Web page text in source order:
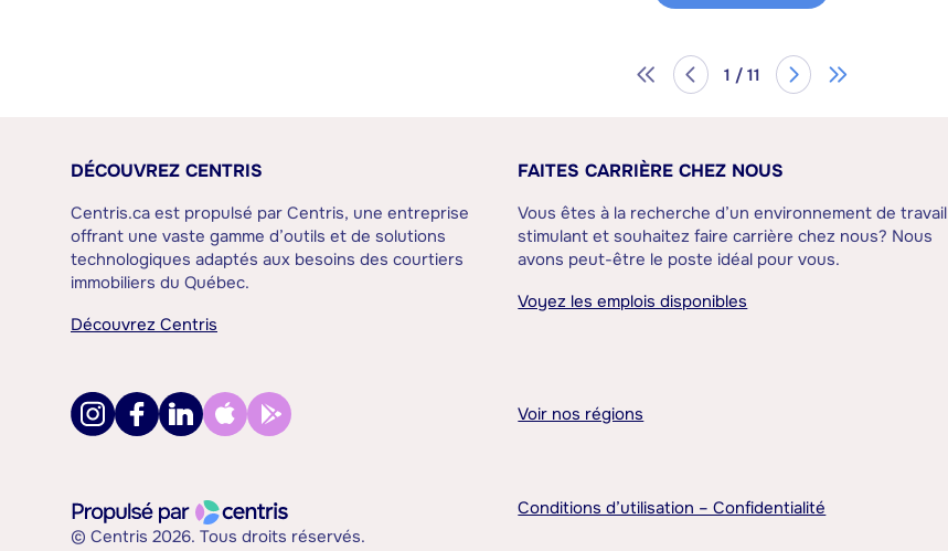
1 / 11
DÉCOUVREZ CENTRIS
Centris.ca est propulsé par Centris, une entreprise
offrant une vaste gamme d’outils et de solutions
technologiques adaptés aux besoins des courtiers
immobiliers du Québec.
Découvrez Centris
FAITES CARRIÈRE CHEZ NOUS
Vous êtes à la recherche d’un environnement de travail
stimulant et souhaitez faire carrière chez nous? Nous
avons peut-être le poste idéal pour vous.
Voyez les emplois disponibles
Voir nos régions
© Centris 2026. Tous droits réservés.
Conditions d’utilisation – Confidentialité